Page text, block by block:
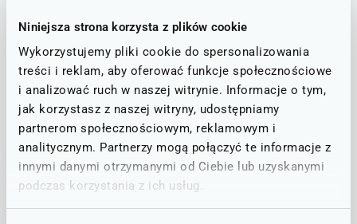
Niniejsza strona korzysta z plików cookie
Wykorzystujemy pliki cookie do spersonalizowania
treści i reklam, aby oferować funkcje społecznościowe
i analizować ruch w naszej witrynie. Informacje o tym,
jak korzystasz z naszej witryny, udostępniamy
partnerom społecznościowym, reklamowym i
analitycznym. Partnerzy mogą połączyć te informacje z
innymi danymi otrzymanymi od Ciebie lub uzyskanymi
podczas korzystania z ich usług.
STAN NA DZIEŃ: 08.08.2026
D10
Wrocław - Legnica - Zgorzelec - Görlitz
Görlitz - Bischofswerda - Dresden
Zastępcza Komunikacja Autobusowa na odcinku Zgorzelec -
Görlitz/Reichenbach (Oberlausitz)/Bischofswerda (16.06; 22.06; 27-
29.06.2026).
UTRUDNIENIA W RUCHU